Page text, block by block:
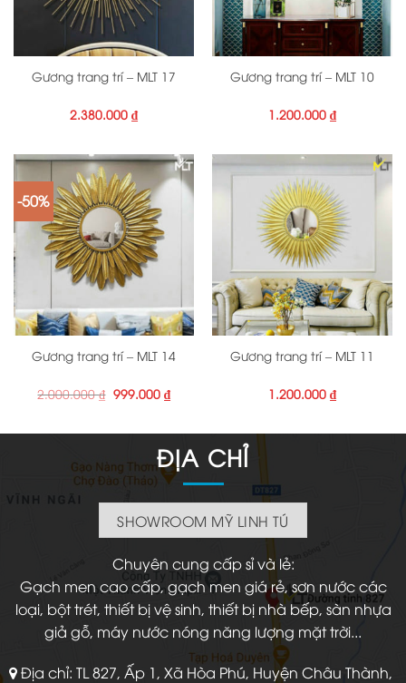
Gương trang trí – MLT 17
2.380.000 ₫
Gương trang trí – MLT 10
1.200.000 ₫
-50%
Gương trang trí – MLT 14
2.000.000₫ Giá
gốc
999.000 ₫Giá
hiện
999.000 ₫.
Gương trang trí – MLT 11
1.200.000 ₫
ĐỊA CHỈ
SHOWROOM MỸ LINH TÚ
Chuyên cung cấp sỉ và lẻ:
Gạch men cao cấp, gạch men giá rẻ, sơn nước các
loại, bột trét, thiết bị vệ sinh, thiết bị nhà bếp, sàn nhựa
giả gỗ, máy nước nóng năng lượng mặt trời...
Địa chỉ: TL 827, Ấp 1, Xã Hòa Phú, Huyện Châu Thành,